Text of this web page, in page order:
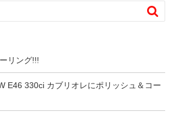

リング!!!
E46 330ci カブリオレにポリッシュ＆コー